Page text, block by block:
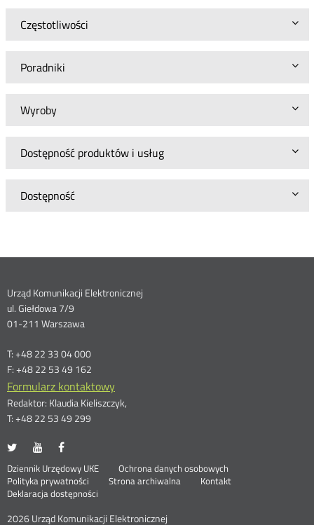
Częstotliwości
Poradniki
Wyroby
Dostępność produktów i usług
Dostępność
Dane
kontaktowe
Urząd Komunikacji Elektronicznej
ul. Giełdowa 7/9
01-211 Warszawa
T: +48 22 33 04 000
F: +48 22 53 49 162
Formularz kontaktowy
Redaktor: Klaudia Kieliszczyk,
T: +48 22 53 49 299
UKE
portalu
Twitter
Otwórz
nowym
oknie
UKE
portalu
Youtube
Otwórz
nowym
oknie
portalu
Facebook
nowym
oknie
Stopka
menu
Dziennik Urzędowy UKE Otwórz
Ochrona danych osobowych
Polityka prywatności
Otwórz
w
oknie
Strona archiwalna
Kontakt
Deklaracja dostępności
2026 Urząd Komunikacji Elektronicznej